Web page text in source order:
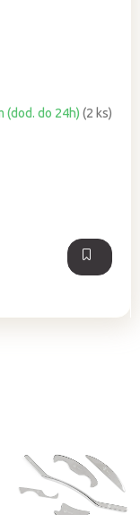
(dod. do 24h) (2 ks)